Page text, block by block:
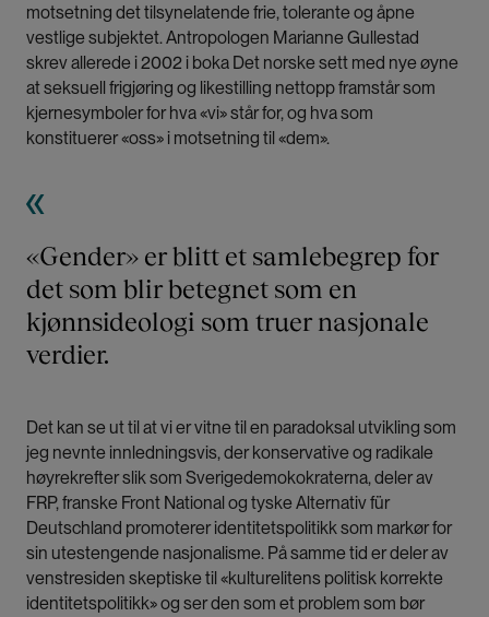
motsetning det tilsynelatende frie, tolerante og åpne
vestlige subjektet. Antropologen Marianne Gullestad
skrev allerede i 2002 i boka Det norske sett med nye øyne
at seksuell frigjøring og likestilling nettopp framstår som
kjernesymboler for hva «vi» står for, og hva som
konstituerer «oss» i motsetning til «dem».
«Gender» er blitt et samlebegrep for
det som blir betegnet som en
kjønnsideologi som truer nasjonale
verdier.
Det kan se ut til at vi er vitne til en paradoksal utvikling som
jeg nevnte innledningsvis, der konservative og radikale
høyrekrefter slik som Sverigedemokokraterna, deler av
FRP, franske Front National og tyske Alternativ für
Deutschland promoterer identitetspolitikk som markør for
sin utestengende nasjonalisme. På samme tid er deler av
venstresiden skeptiske til «kulturelitens politisk korrekte
identitetspolitikk» og ser den som et problem som bør